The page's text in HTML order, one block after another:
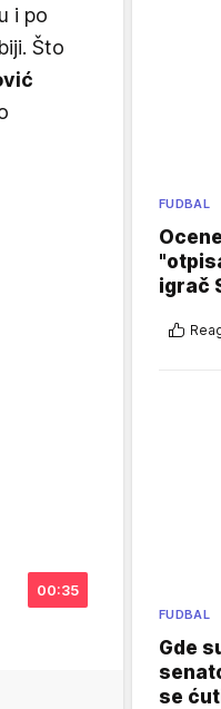
i po
Što
00:35
FUDBAL
igrač
FUDBAL
Gde
se